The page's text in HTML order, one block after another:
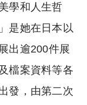
學和人生哲
是她在日本以
出逾200件展
檔案資料等各
發，由第二次